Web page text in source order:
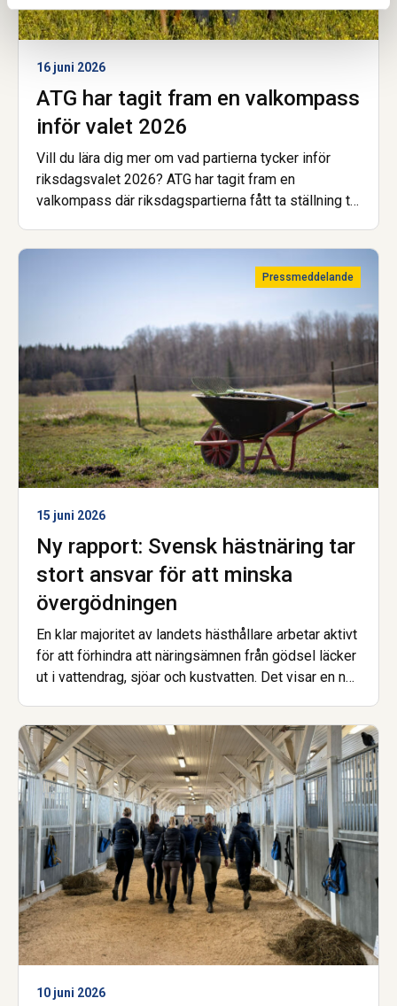
16 juni 2026
ATG har tagit fram en valkompass
inför valet 2026
Vill du lära dig mer om vad partierna tycker inför
riksdagsvalet 2026? ATG har tagit fram en
valkompass där riksdagspartierna fått ta ställning till
Pressmeddelande
15 juni 2026
Ny rapport: Svensk hästnäring tar
stort ansvar för att minska
övergödningen
En klar majoritet av landets hästhållare arbetar aktivt
för att förhindra att näringsämnen från gödsel läcker
ut i vattendrag, sjöar och kustvatten. Det visar en ny
Samtidigt pekar resultaten tydligt på att ekonomiska
förutsättningar och tillgång till rätt stöd är avgörande
för att fler ska kunna göra mer.
10 juni 2026